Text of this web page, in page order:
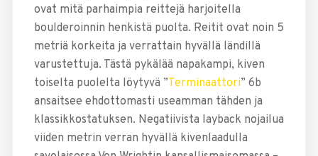
ovat mitä parhaimpia reittejä harjoitella
boulderoinnin henkistä puolta. Reitit ovat noin 5
metriä korkeita ja verrattain hyvällä ländillä
varustettuja. Tästä pykälää napakampi, kiven
toiselta puolelta löytyvä ”Terminaattori” 6b
ansaitsee ehdottomasti useamman tähden ja
klassikkostatuksen. Negatiivista layback nojailua
viiden metrin verran hyvällä kivenlaadulla